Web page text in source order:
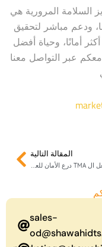
المرورية هي
ودعم مباشر لتحقيق
طرقًا أكثر أمانًا، وحياة أفضل
عبر التواصل معنا
المقالة التالية
3 أسباب تجعل ال TMA درع الأمان للعاملين على الطرق
sales-